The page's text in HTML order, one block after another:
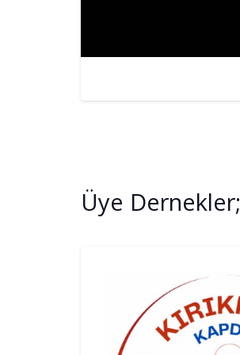
Üye Dernekler;